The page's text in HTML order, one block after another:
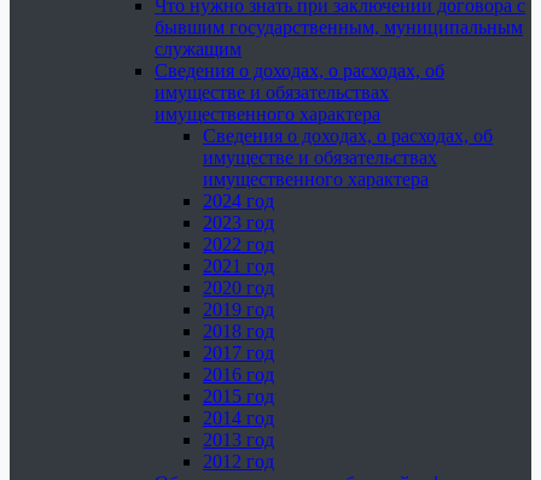
Что нужно знать при заключении договора с
бывшим государственным, муниципальным
служащим
Сведения о доходах, о расходах, об
имуществе и обязательствах
имущественного характера
Сведения о доходах, о расходах, об
имуществе и обязательствах
имущественного характера
2024 год
2023 год
2022 год
2021 год
2020 год
2019 год
2018 год
2017 год
2016 год
2015 год
2014 год
2013 год
2012 год